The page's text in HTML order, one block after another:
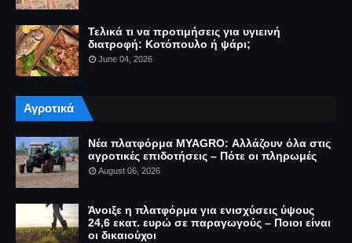
Τελικά τι να προτιμήσεις για υγιεινή
διατροφή: Κοτόπουλο ή ψάρι;
June 04, 2026
Αγροτικά
Νέα πλατφόρμα MYAGRO: Αλλάζουν όλα στις
αγροτικές επιδοτήσεις – Πότε οι πληρωμές
August 06, 2026
Άνοιξε η πλατφόρμα για ενισχύσεις ύψους
24,6 εκατ. ευρώ σε παραγωγούς – Ποιοι είναι
οι δικαιούχοι